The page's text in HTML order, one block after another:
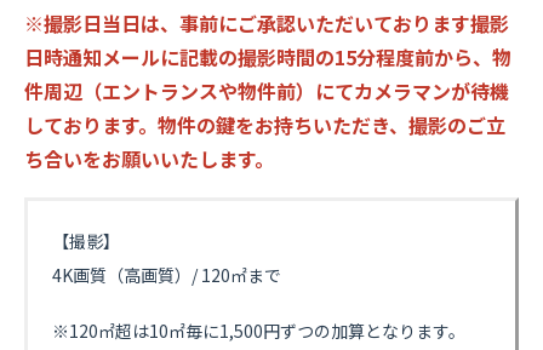
※撮影日当日は、事前にご承認いただいております撮影
日時通知メールに記載の撮影時間の15分程度前から、物
件周辺（エントランスや物件前）にてカメラマンが待機
しております。物件の鍵をお持ちいただき、撮影のご立
ち合いをお願いいたします。
【撮影】
4K画質（高画質）/ 120㎡まで
※120㎡超は10㎡毎に1,500円ずつの加算となります。